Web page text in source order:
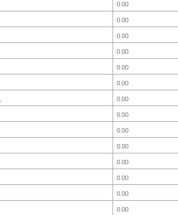
0.00
0.00
0.00
0.00
0.00
0.00
0.00
0.00
0.00
0.00
0.00
0.00
0.00
0.00